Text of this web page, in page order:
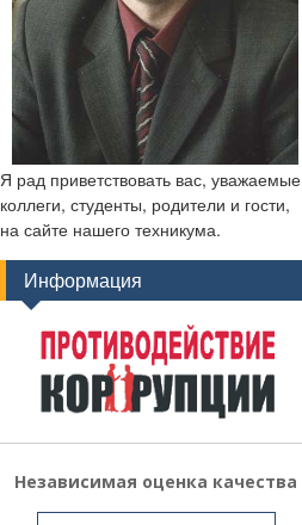
Я рад приветствовать вас, уважаемые
коллеги, студенты, родители и гости,
на сайте нашего техникума.
Информация
Независимая оценка качества